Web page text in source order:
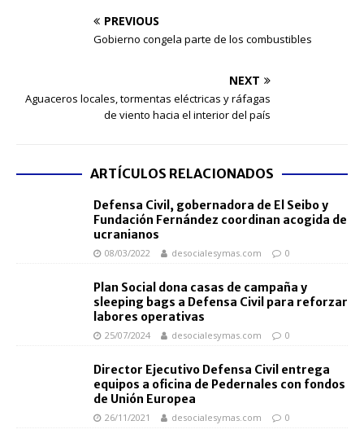
PREVIOUS
Gobierno congela parte de los combustibles
NEXT
Aguaceros locales, tormentas eléctricas y ráfagas
de viento hacia el interior del país
ARTÍCULOS RELACIONADOS
Defensa Civil, gobernadora de El Seibo y
Fundación Fernández coordinan acogida de
ucranianos
08/03/2022 desocialesymas.com 0
Plan Social dona casas de campaña y
sleeping bags a Defensa Civil para reforzar
labores operativas
25/07/2024 desocialesymas.com 0
Director Ejecutivo Defensa Civil entrega
equipos a oficina de Pedernales con fondos
de Unión Europea
26/11/2021 desocialesymas.com 0